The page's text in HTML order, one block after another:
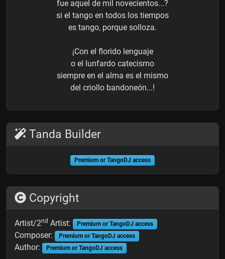
fue aquel de mil novecientos...?
si el tango en todos los tiempos
es tango, porque solloza.
¡Con el florido lenguaje
o el lunfardo catecismo
siempre en el alma es el mismo
del criollo bandoneón...!
Tanda Builder
Premium or TangoDJ access
Copyright
Artist/2nd Artist: Premium or TangoDJ access
Composer: Premium or TangoDJ access
Author: Premium or TangoDJ access